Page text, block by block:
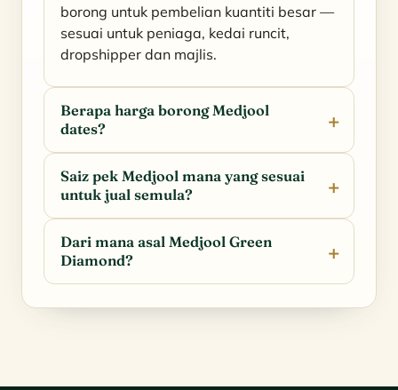
borong untuk pembelian kuantiti besar —
sesuai untuk peniaga, kedai runcit,
dropshipper dan majlis.
Berapa harga borong Medjool
dates?
Saiz pek Medjool mana yang sesuai
untuk jual semula?
Dari mana asal Medjool Green
Diamond?